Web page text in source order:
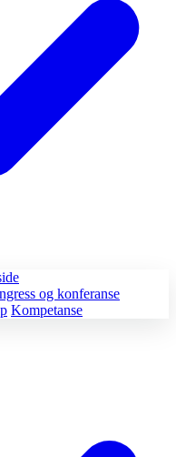
og konferanse
Kompetanse